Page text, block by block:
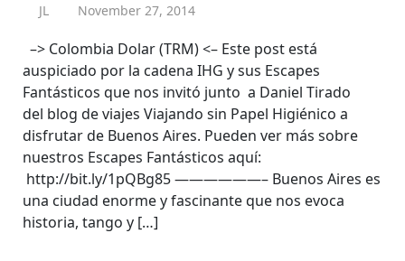
JL November 27, 2014
–> Colombia Dolar (TRM) <– Este post está
auspiciado por la cadena IHG y sus Escapes
Fantásticos que nos invitó junto a Daniel Tirado
del blog de viajes Viajando sin Papel Higiénico a
disfrutar de Buenos Aires. Pueden ver más sobre
nuestros Escapes Fantásticos aquí:
http://bit.ly/1pQBg85 ——————– Buenos Aires es
una ciudad enorme y fascinante que nos evoca
historia, tango y […]